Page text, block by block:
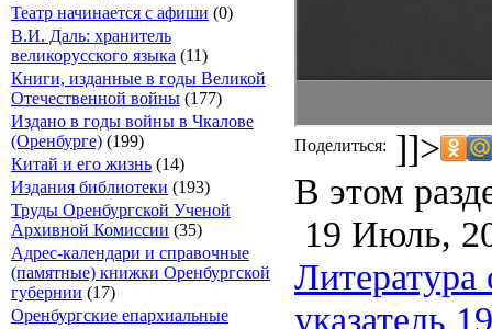
Театр начинается с афиши (0)
В.И. Даль: хранитель
великорусского языка (11)
Книги, изданные в годы Великой
Отечественной войны (177)
Издано в годы войны в Чкалове
(Оренбурге) (199)
Китай и его жизнь (14)
Издания библиотеки (193)
Труды Оренбургской Ученой
Архивной Комиссии (35)
Адрес-календари и справочные
(памятные) книжки Оренбургской
губернии (17)
Оренбургские епархиальные
Поделиться: ]]>
В этом
19 Июль,
Литература
указатель